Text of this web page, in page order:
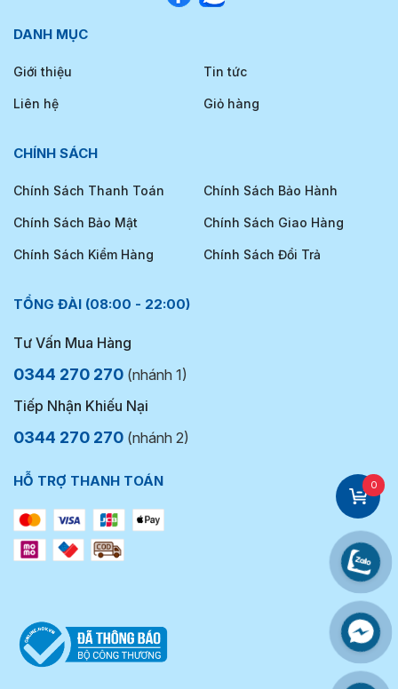
DANH MỤC
Giới thiệu Tin tức
Liên hệ Giỏ hàng
CHÍNH SÁCH
Chính Sách Thanh Toán Chính Sách Bảo Hành
Chính Sách Bảo Mật Chính Sách Giao Hàng
Chính Sách Kiểm Hàng Chính Sách Đổi Trả
TỔNG ĐÀI (08:00 - 22:00)
Tư Vấn Mua Hàng
0344 270 270 (nhánh 1)
Tiếp Nhận Khiếu Nại
0344 270 270 (nhánh 2)
HỖ TRỢ THANH TOÁN 0